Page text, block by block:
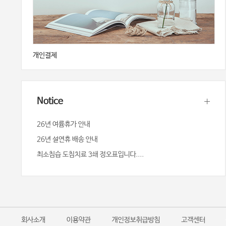
개인결제
Notice
26년 여륨휴가 안내
26년 설연휴 배송 안내
최소침습 도침치료 3쇄 정오표입니다....
회사소개 이용약관 개인정보취급방침 고객센터